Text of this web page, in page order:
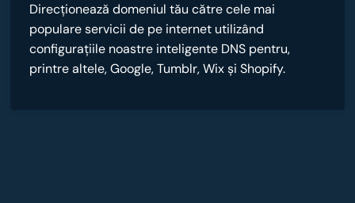
Direcționează domeniul tău către cele mai
populare servicii de pe internet utilizând
configurațiile noastre inteligente DNS pentru,
printre altele, Google, Tumblr, Wix și Shopify.